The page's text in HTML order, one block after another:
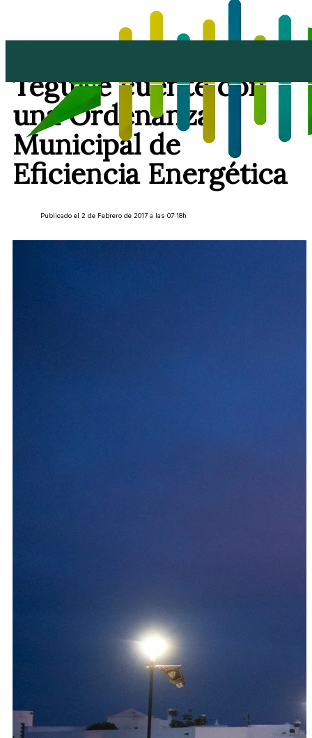
Teguise cuente con
una Ordenanza
Municipal de
Eficiencia Energética
Publicado el 2 de Febrero de 2017 a las 07:18h